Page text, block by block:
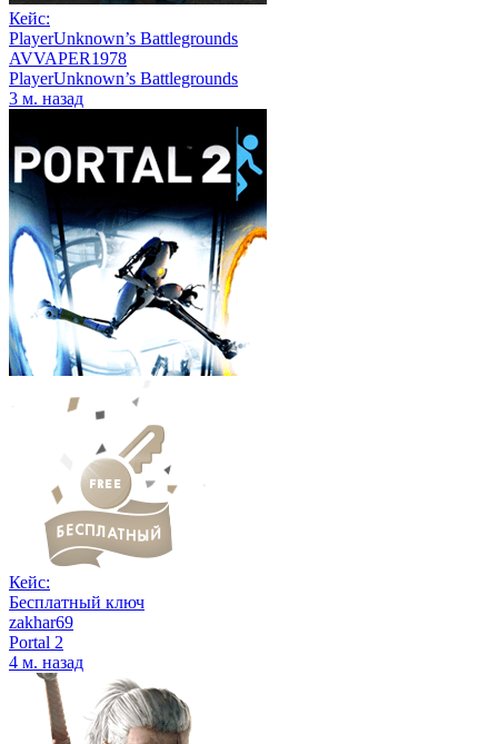
Кейс:
PlayerUnknown’s Battlegrounds
AVVAPER1978
PlayerUnknown’s Battlegrounds
3 м. назад
Кейс:
Бесплатный ключ
zakhar69
Portal 2
4 м. назад